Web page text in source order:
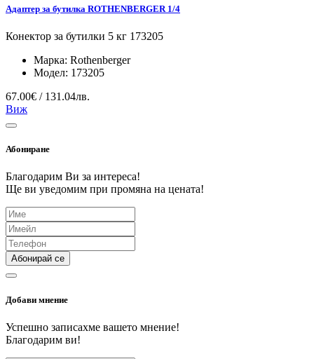
Адаптер за бутилка ROTHENBERGER 1/4
Конектор за бутилки 5 кг 173205
Марка: Rothenberger
Модел: 173205
67.00€ / 131.04лв.
Виж
Абониране
Благодарим Ви за интереса!
Ще ви уведомим при промяна на цената!
Абонирай се
Добави мнение
Успешно записахме вашето мнение!
Благодарим ви!